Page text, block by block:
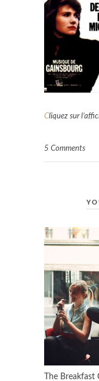
Cliquez sur
5 Comments
The Breakfast